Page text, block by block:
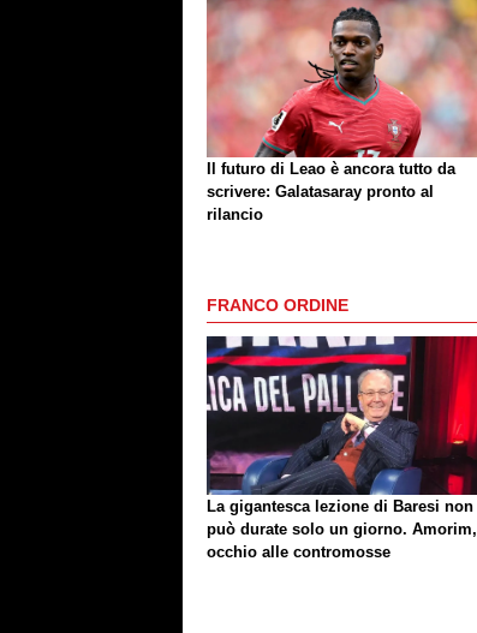
Il futuro di Leao è ancora tutto da
scrivere: Galatasaray pronto al
rilancio
FRANCO ORDINE
La gigantesca lezione di Baresi non
può durate solo un giorno. Amorim,
occhio alle contromosse